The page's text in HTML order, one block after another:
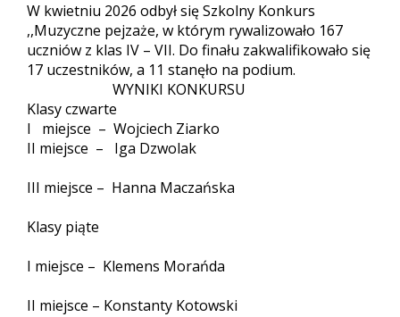
W kwietniu 2026 odbył się Szkolny Konkurs
,,Muzyczne pejzaże, w którym rywalizowało 167
uczniów z klas IV – VII. Do finału zakwalifikowało się
17 uczestników, a 11 stanęło na podium.
WYNIKI KONKURSU
Klasy czwarte
I miejsce – Wojciech Ziarko
II miejsce – Iga Dzwolak
III miejsce – Hanna Maczańska
Klasy piąte
I miejsce – Klemens Morańda
II miejsce – Konstanty Kotowski